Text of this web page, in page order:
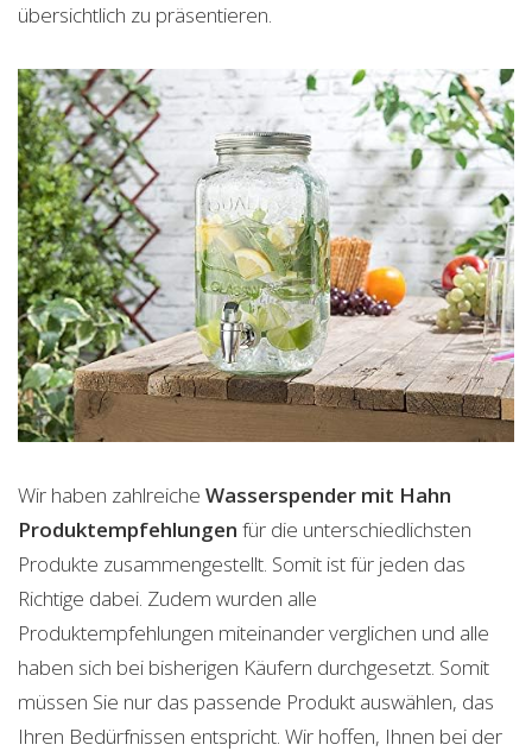
übersichtlich zu präsentieren.
Wir haben zahlreiche Wasserspender mit Hahn
Produktempfehlungen für die unterschiedlichsten
Produkte zusammengestellt. Somit ist für jeden das
Richtige dabei. Zudem wurden alle
Produktempfehlungen miteinander verglichen und alle
haben sich bei bisherigen Käufern durchgesetzt. Somit
müssen Sie nur das passende Produkt auswählen, das
Ihren Bedürfnissen entspricht. Wir hoffen, Ihnen bei der